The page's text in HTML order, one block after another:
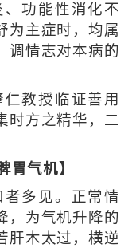
功能性消化不
为主症时，均属
调情志对本病的
教授临证善用
时方之精华，二
胃气机】
多见。正常情
，为气机升降的
肝木太过，横逆